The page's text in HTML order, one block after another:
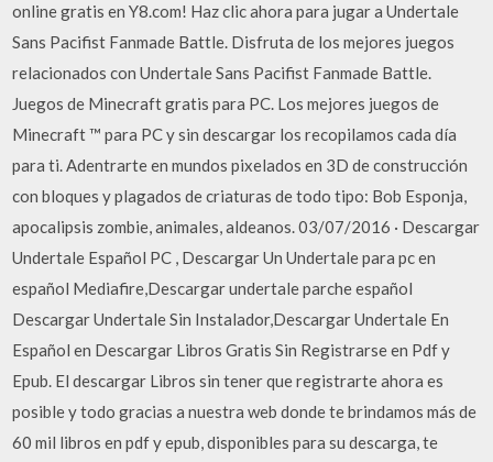
online gratis en Y8.com! Haz clic ahora para jugar a Undertale
Sans Pacifist Fanmade Battle. Disfruta de los mejores juegos
relacionados con Undertale Sans Pacifist Fanmade Battle.
Juegos de Minecraft gratis para PC. Los mejores juegos de
Minecraft ™ para PC y sin descargar los recopilamos cada día
para ti. Adentrarte en mundos pixelados en 3D de construcción
con bloques y plagados de criaturas de todo tipo: Bob Esponja,
apocalipsis zombie, animales, aldeanos. 03/07/2016 · Descargar
Undertale Español PC , Descargar Un Undertale para pc en
español Mediafire,Descargar undertale parche español
Descargar Undertale Sin Instalador,Descargar Undertale En
Español en Descargar Libros Gratis Sin Registrarse en Pdf y
Epub. El descargar Libros sin tener que registrarte ahora es
posible y todo gracias a nuestra web donde te brindamos más de
60 mil libros en pdf y epub, disponibles para su descarga, te